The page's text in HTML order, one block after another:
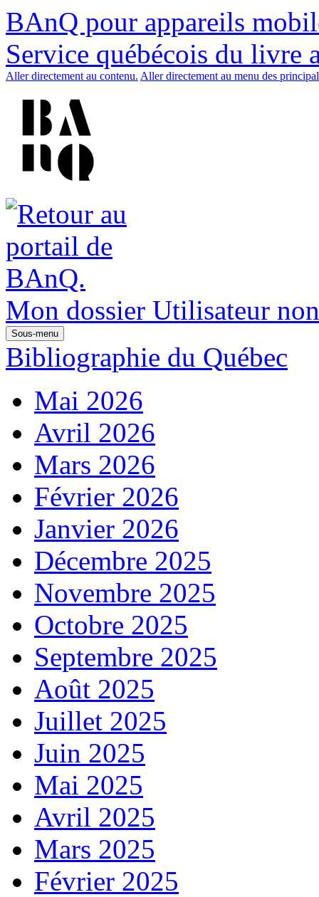
BAnQ pour appareils
Service québécois du livre
Aller directement au contenu. Aller directement au menu des
Mon dossier Utilisateur
Sous-menu
Bibliographie du Québec
Mai 2026
Avril 2026
Mars 2026
Février 2026
Janvier 2026
Décembre 2025
Novembre 2025
Octobre 2025
Septembre 2025
Août 2025
Juillet 2025
Juin 2025
Mai 2025
Avril 2025
Mars 2025
Février 2025